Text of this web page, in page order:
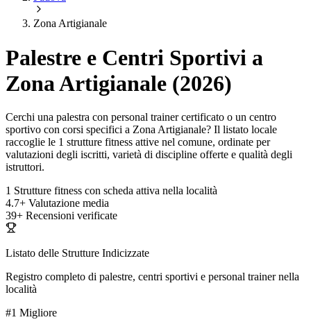
Zona Artigianale
Palestre e Centri Sportivi a
Zona Artigianale (2026)
Cerchi una palestra con personal trainer certificato o un centro
sportivo con corsi specifici a Zona Artigianale? Il listato locale
raccoglie le 1 strutture fitness attive nel comune, ordinate per
valutazioni degli iscritti, varietà di discipline offerte e qualità degli
istruttori.
1 Strutture fitness con scheda attiva nella località
4.7+ Valutazione media
39+ Recensioni verificate
Listato delle Strutture Indicizzate
Registro completo di palestre, centri sportivi e personal trainer nella
località
#1 Migliore